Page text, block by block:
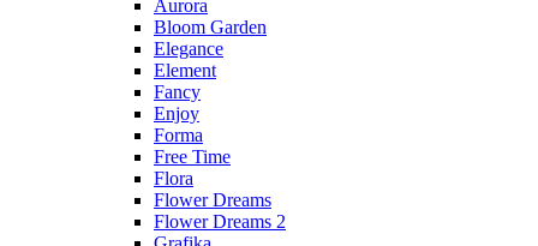
Aurora
Bloom Garden
Elegance
Element
Fancy
Enjoy
Forma
Free Time
Flora
Flower Dreams
Flower Dreams 2